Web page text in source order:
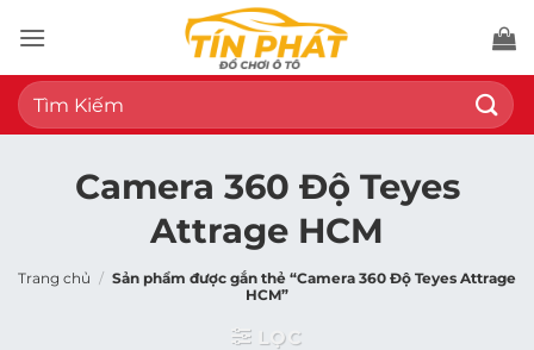
qua
nội
dung
Tìm
kiếm:
Camera 360 Độ Teyes
Attrage HCM
Trang chủ / Sản phẩm được gắn thẻ “Camera 360 Độ Teyes Attrage
HCM”
LỌC